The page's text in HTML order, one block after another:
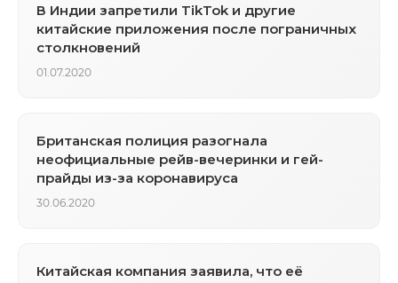
В Индии запретили TikTok и другие
китайские приложения после пограничных
столкновений
01.07.2020
Британская полиция разогнала
неофициальные рейв-вечеринки и гей-
прайды из-за коронавируса
30.06.2020
Китайская компания заявила, что её